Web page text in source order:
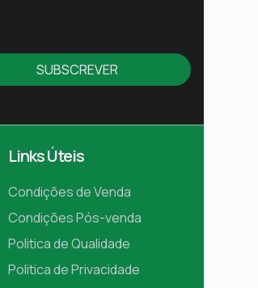
SUBSCREVER
Links Úteis
Condições de Venda
Condições Pós-venda
Politica de Qualidade
Politica de Privacidade